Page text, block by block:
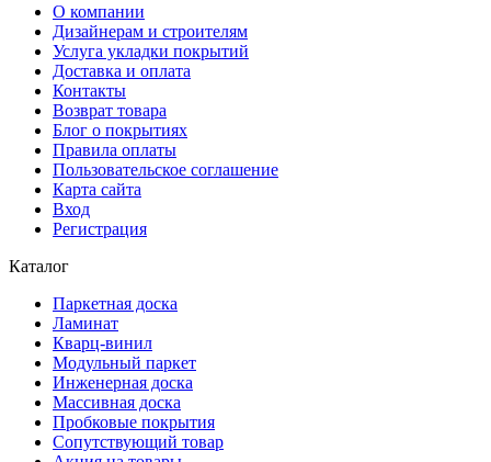
О компании
Дизайнерам и строителям
Услуга укладки покрытий
Доставка и оплата
Контакты
Возврат товара
Блог о покрытиях
Правила оплаты
Пользовательское соглашение
Карта сайта
Вход
Регистрация
Каталог
Паркетная доска
Ламинат
Кварц-винил
Модульный паркет
Инженерная доска
Массивная доска
Пробковые покрытия
Сопутствующий товар